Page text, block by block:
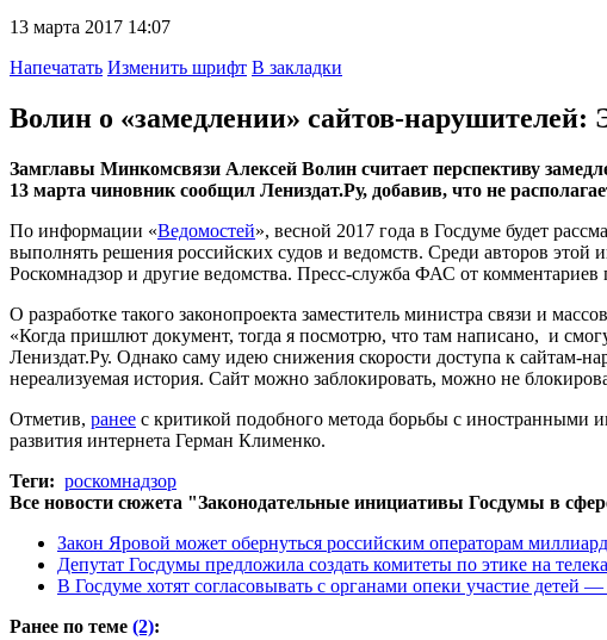
13 марта 2017 14:07
Напечатать Изменить шрифт В закладки
Волин о «замедлении» сайтов-нарушителей:
Замглавы Минкомсвязи Алексей Волин считает перспективу
13 марта чиновник сообщил Лениздат.Ру, добавив, что не
По информации «Ведомостей», весной 2017 года в Госдуме будет
выполнять решения российских судов и ведомств. Среди авторов
Роскомнадзор и другие ведомства. Пресс-служба ФАС от комментариев
О разработке такого законопроекта заместитель министра связи и
«Когда пришлют документ, тогда я посмотрю, что там написано, и
Лениздат.Ру. Однако саму идею снижения скорости доступа к сайтам-
нереализуемая история. Сайт можно заблокировать, можно не
Отметив, ранее с критикой подобного метода борьбы с иностранными
развития интернета Герман Клименко.
Теги: роскомнадзор
Все новости сюжета "Законодательные инициативы Госдумы в
Закон Яровой может обернуться российским операторам
Депутат Госдумы предложила создать комитеты по этике на
В Госдуме хотят согласовывать с органами опеки участие детей
Ранее по теме (2):